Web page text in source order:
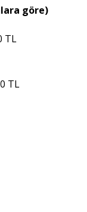
göre)
TL
TL